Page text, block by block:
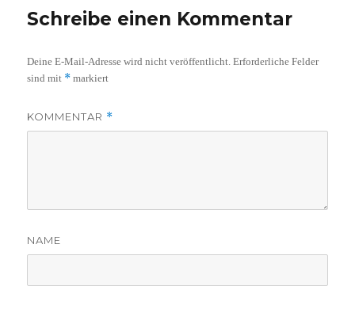
Schreibe einen Kommentar
Deine E-Mail-Adresse wird nicht veröffentlicht. Erforderliche Felder
sind mit * markiert
KOMMENTAR *
NAME